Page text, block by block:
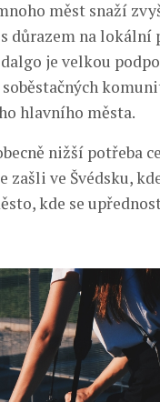
měst snaží
důrazem na
je velkou
hlavního města.
nižší potřeba
zašli ve Švédsku,
kde se